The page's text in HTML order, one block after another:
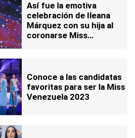
Así fue la emotiva
celebración de Ileana
Márquez con su hija al
coronarse Miss
Conoce a las candidatas
favoritas para ser la Miss
Venezuela 2023